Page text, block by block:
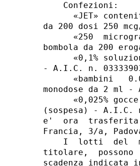
    Confezioni:
«JET»
da 200 dosi 250
«250
bombola da 200
«0,1%
- A.I.C. n.
«bambini
monodose da 2 ml
«0,025%
(sospesa) - A.I.C.
e'  ora  trasferita
Francia, 3/a,
I  lotti  del
titolare,  possono
scadenza indicata